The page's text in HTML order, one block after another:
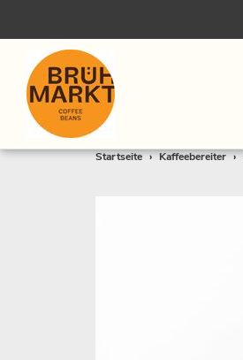
Direkt
Startseite › Kaffeebereiter ›